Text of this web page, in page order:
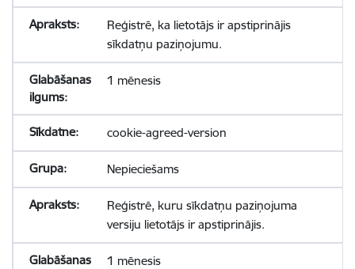
Reģistrē, ka lietotājs ir apstiprinājis
sīkdatņu paziņojumu.
1 mēnesis
cookie-agreed-version
Nepieciešams
Reģistrē, kuru sīkdatņu paziņojuma
versiju lietotājs ir apstiprinājis.
1 mēnesis